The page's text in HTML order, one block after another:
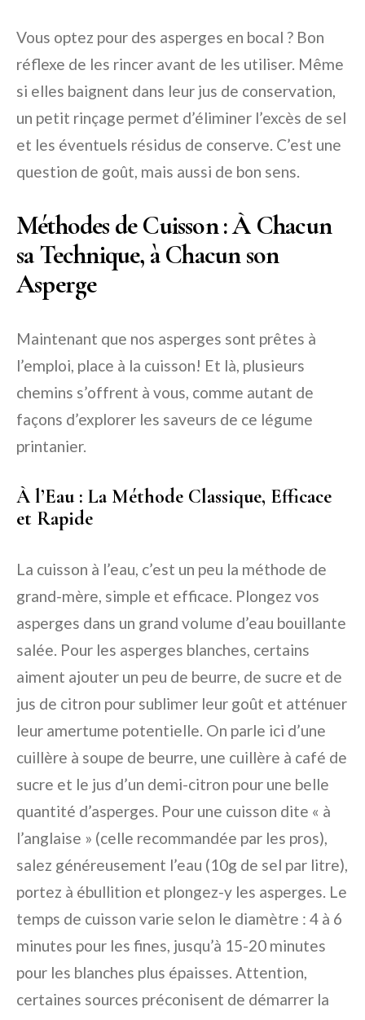
Vous optez pour des asperges en bocal ? Bon
réflexe de les rincer avant de les utiliser. Même
si elles baignent dans leur jus de conservation,
un petit rinçage permet d’éliminer l’excès de sel
et les éventuels résidus de conserve. C’est une
question de goût, mais aussi de bon sens.
Méthodes de Cuisson : À Chacun
sa Technique, à Chacun son
Asperge
Maintenant que nos asperges sont prêtes à
l’emploi, place à la cuisson! Et là, plusieurs
chemins s’offrent à vous, comme autant de
façons d’explorer les saveurs de ce légume
printanier.
À l’Eau : La Méthode Classique, Efficace
et Rapide
La cuisson à l’eau, c’est un peu la méthode de
grand-mère, simple et efficace. Plongez vos
asperges dans un grand volume d’eau bouillante
salée. Pour les asperges blanches, certains
aiment ajouter un peu de beurre, de sucre et de
jus de citron pour sublimer leur goût et atténuer
leur amertume potentielle. On parle ici d’une
cuillère à soupe de beurre, une cuillère à café de
sucre et le jus d’un demi-citron pour une belle
quantité d’asperges. Pour une cuisson dite « à
l’anglaise » (celle recommandée par les pros),
salez généreusement l’eau (10g de sel par litre),
portez à ébullition et plongez-y les asperges. Le
temps de cuisson varie selon le diamètre : 4 à 6
minutes pour les fines, jusqu’à 15-20 minutes
pour les blanches plus épaisses. Attention,
certaines sources préconisent de démarrer la